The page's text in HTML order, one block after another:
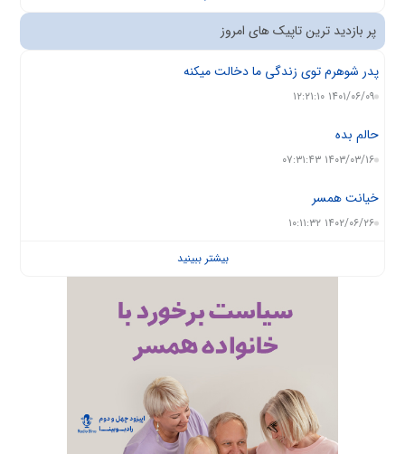
پر بازدید ترین تاپیک های امروز
پدر شوهرم توی زندگی ما دخالت میکنه
۱۴۰۱/۰۶/۰۹ ۱۲:۲۱:۱۰
حالم بده
۱۴۰۳/۰۳/۱۶ ۰۷:۳۱:۴۳
خیانت همسر
۱۴۰۲/۰۶/۲۶ ۱۰:۱۱:۳۲
بیشتر ببینید